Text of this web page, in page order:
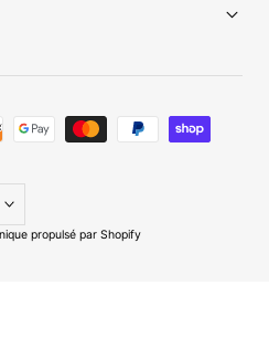
propulsé par Shopify